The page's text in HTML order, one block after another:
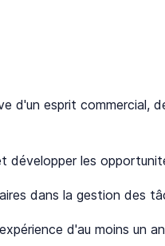
d'un esprit commercial,
développer les
dans la gestion des
d'au moins un